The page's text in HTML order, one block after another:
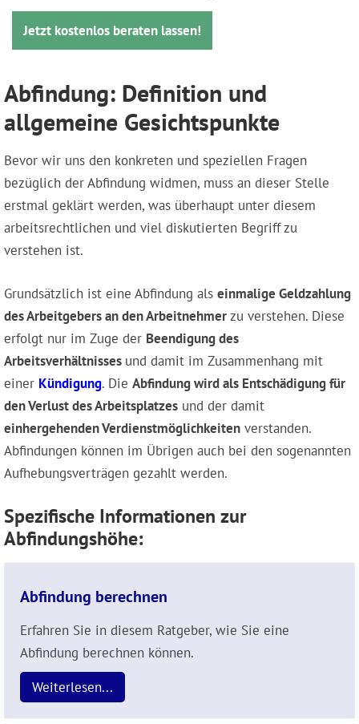
Jetzt kostenlos beraten lassen!
Abfindung: Definition und
allgemeine Gesichtspunkte
Bevor wir uns den konkreten und speziellen Fragen
bezüglich der Abfindung widmen, muss an dieser Stelle
erstmal geklärt werden, was überhaupt unter diesem
arbeitsrechtlichen und viel diskutierten Begriff zu
verstehen ist.
Grundsätzlich ist eine Abfindung als einmalige Geldzahlung
des Arbeitgebers an den Arbeitnehmerzu verstehen. Diese
erfolgt nur im Zuge der Beendigung des
Arbeitsverhältnisses und damit im Zusammenhang mit
einer Kündigung. Die Abfindung wird als Entschädigung für
den Verlust des Arbeitsplatzes und der damit
einhergehenden Verdienstmöglichkeiten verstanden.
Abfindungen können im Übrigen auch bei den sogenannten
Aufhebungsverträgen gezahlt werden.
Spezifische Informationen zur
Abfindungshöhe:
Abfindung berechnen
Erfahren Sie in diesem Ratgeber, wie Sie eine
Abfindung berechnen können.
Weiterlesen...